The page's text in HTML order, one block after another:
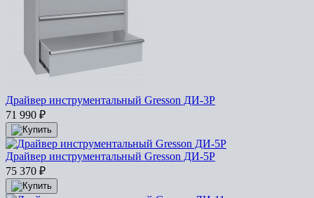
Драйвер инструментальный Gresson ДИ-3Р
71 990 ₽
Драйвер инструментальный Gresson ДИ-5Р
75 370 ₽